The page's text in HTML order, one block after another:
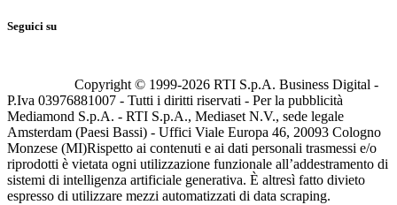
Seguici su
Copyright © 1999-2026 RTI S.p.A. Business Digital -
P.Iva 03976881007 - Tutti i diritti riservati - Per la pubblicità
Mediamond S.p.A. - RTI S.p.A., Mediaset N.V., sede legale
Amsterdam (Paesi Bassi) - Uffici Viale Europa 46, 20093 Cologno
Monzese (MI)Rispetto ai contenuti e ai dati personali trasmessi e/o
riprodotti è vietata ogni utilizzazione funzionale all’addestramento di
sistemi di intelligenza artificiale generativa. È altresì fatto divieto
espresso di utilizzare mezzi automatizzati di data scraping.